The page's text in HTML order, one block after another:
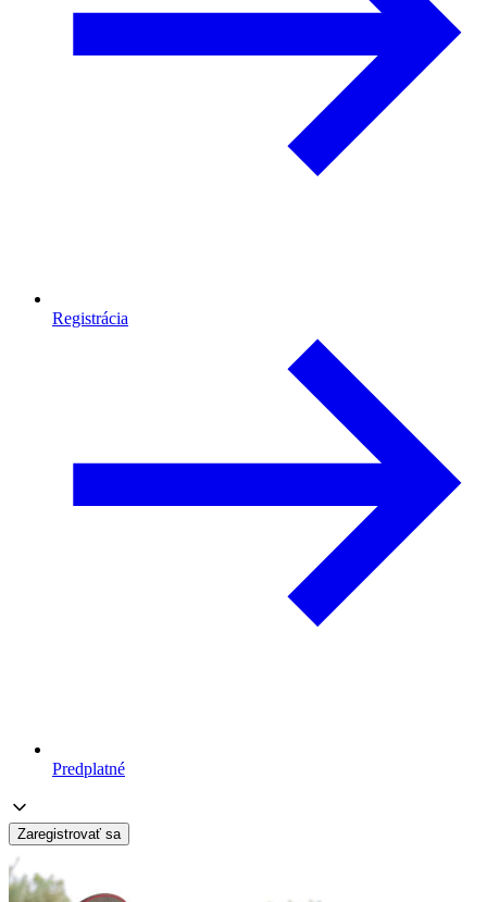
Registrácia
Predplatné
Zaregistrovať sa